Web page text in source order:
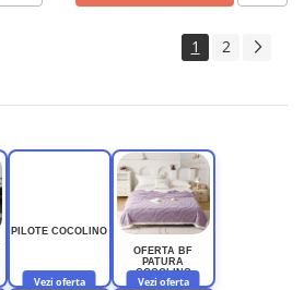
1 2
PILOTE COCOLINO
Vezi oferta
OFERTA BF
PATURA
COCOLINO
Vezi oferta